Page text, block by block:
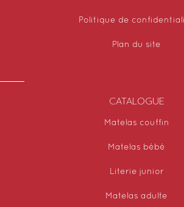
Politique de
Plan du site
CATALOGUE
Matelas couffin
Matelas bébé
Literie junior
Matelas adulte